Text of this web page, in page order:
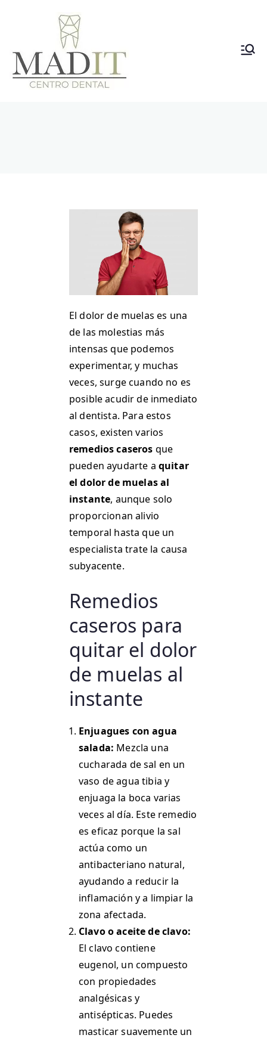
El dolor de muelas es una
de las molestias más
intensas que podemos
experimentar, y muchas
veces, surge cuando no es
posible acudir de inmediato
al dentista. Para estos
casos, existen varios
remedios caseros que
pueden ayudarte a quitar
el dolor de muelas al
instante, aunque solo
proporcionan alivio
temporal hasta que un
especialista trate la causa
subyacente.
Remedios
caseros para
quitar el dolor
de muelas al
instante
Enjuagues con agua
salada: Mezcla una
cucharada de sal en un
vaso de agua tibia y
enjuaga la boca varias
veces al día. Este remedio
es eficaz porque la sal
actúa como un
antibacteriano natural,
ayudando a reducir la
inflamación y a limpiar la
zona afectada​.
Clavo o aceite de clavo:
El clavo contiene
eugenol, un compuesto
con propiedades
analgésicas y
antisépticas. Puedes
masticar suavemente un